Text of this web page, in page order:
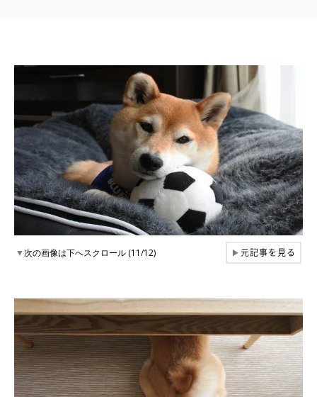
▼次の画像は下へスクロール (11/12) ▶元記事を見る